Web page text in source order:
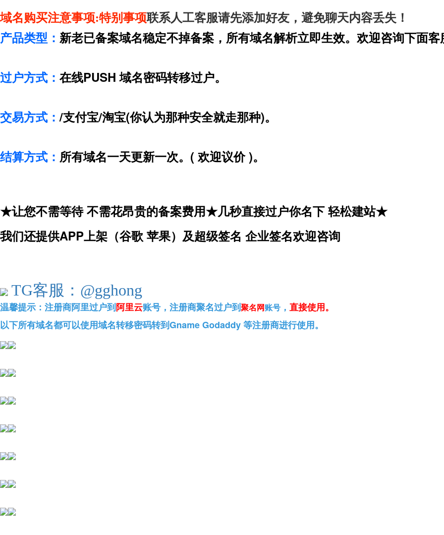
域名购买注意事项:特别事项联系人工客服请先添加好友，避免聊天内容丢失！
产品类型： 新老已备案域名稳定不掉备案，所有域名解析立即生效。欢迎咨询下面
过户方式： 在线PUSH 域名密码转移过户。
交易方式：/支付宝/淘宝(你认为那种安全就走那种)。
结算方式： 所有域名一天更新一次。( 欢迎议价 )。
★让您不需等待 不需花昂贵的备案费用★几秒直接过户你名下 轻松建站★
我们还提供APP上架（谷歌 苹果）及超级签名 企业签名欢迎咨询
TG客服：@gghong
温馨提示： 注册商阿里过户到阿里云账号 ，注册商聚名过户到聚名网账号 ， 直接使用。
以下所有域名都可以使用域名转移密码转到Gname Godaddy 等注册商进行使用。